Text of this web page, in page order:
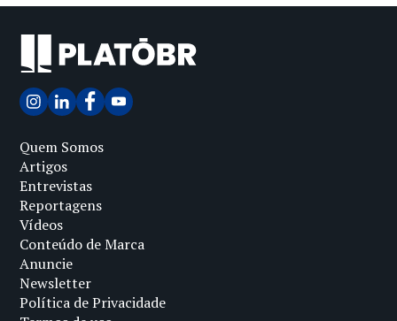
Quem Somos
Artigos
Entrevistas
Reportagens
Vídeos
Conteúdo de Marca
Anuncie
Newsletter
Política de Privacidade